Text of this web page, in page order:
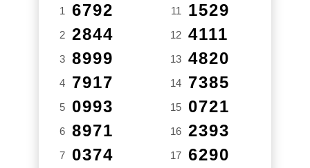
1 6792
2 2844
3 8999
4 7917
5 0993
6 8971
7 0374
11 1529
12 4111
13 4820
14 7385
15 0721
16 2393
17 6290